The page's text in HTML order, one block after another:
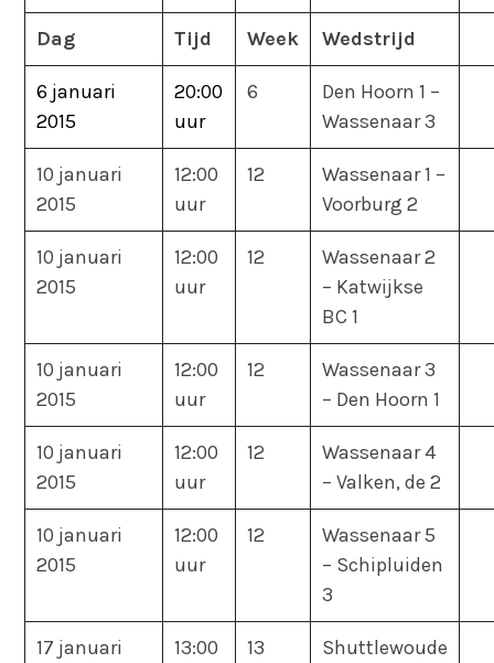
Dag Tijd Week Wedstrijd
6 januari
2015
20:00
uur
6
Den Hoorn 1 –
Wassenaar 3
10 januari
2015
12:00
uur
12
Wassenaar 1 –
Voorburg 2
10 januari
2015
12:00
uur
12
Wassenaar 2
– Katwijkse
BC 1
10 januari
2015
12:00
uur
12
Wassenaar 3
– Den Hoorn 1
10 januari
2015
12:00
uur
12
Wassenaar 4
– Valken, de 2
10 januari
2015
12:00
uur
12
Wassenaar 5
– Schipluiden
3
17 januari
13:00
13
Shuttlewoude